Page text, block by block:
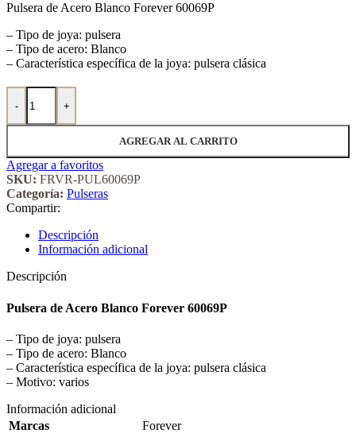
Pulsera de Acero Blanco Forever 60069P
– Tipo de joya: pulsera
– Tipo de acero: Blanco
– Característica específica de la joya: pulsera clásica
-
Pulsera de Acero Blanco Forever 60069P cantidad
+
AGREGAR AL CARRITO
Agregar a favoritos
SKU: FRVR-PUL60069P
Categoría: Pulseras
Compartir:
Descripción
Información adicional
Descripción
Pulsera de Acero Blanco Forever 60069P
– Tipo de joya: pulsera
– Tipo de acero: Blanco
– Característica específica de la joya: pulsera clásica
– Motivo: varios
Información adicional
Marcas
Forever